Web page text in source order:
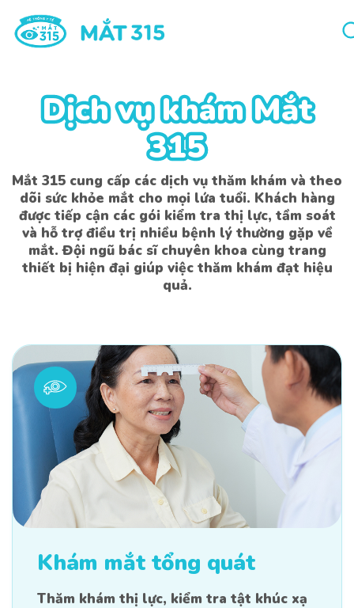
Dịch vụ khám Mắt
315
Dịch vụ khám Mắt
315
Mắt 315 cung cấp các dịch vụ thăm khám và theo
dõi sức khỏe mắt cho mọi lứa tuổi. Khách hàng
được tiếp cận các gói kiểm tra thị lực, tầm soát
và hỗ trợ điều trị nhiều bệnh lý thường gặp về
mắt. Đội ngũ bác sĩ chuyên khoa cùng trang
thiết bị hiện đại giúp việc thăm khám đạt hiệu
quả.
Khám mắt tổng quát
Thăm khám thị lực, kiểm tra tật khúc xạ